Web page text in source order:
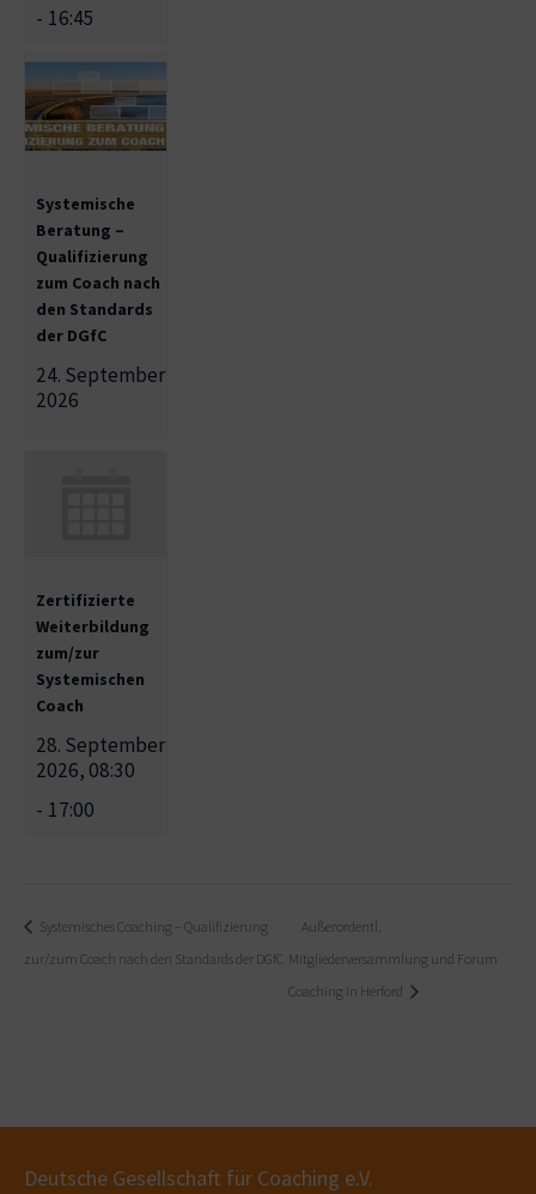
- 16:45
Systemische
Beratung –
Qualifizierung
zum Coach nach
den Standards
der DGfC
24. September
2026
Zertifizierte
Weiterbildung
zum/zur
Systemischen
Coach
28. September
2026, 08:30
- 17:00
Systemisches Coaching – Qualifizierung
zur/zum Coach nach den Standards der DGfC
Außerordentl.
Mitgliederversammlung und Forum
Coaching in Herford
Deutsche Gesellschaft für Coaching e.V.